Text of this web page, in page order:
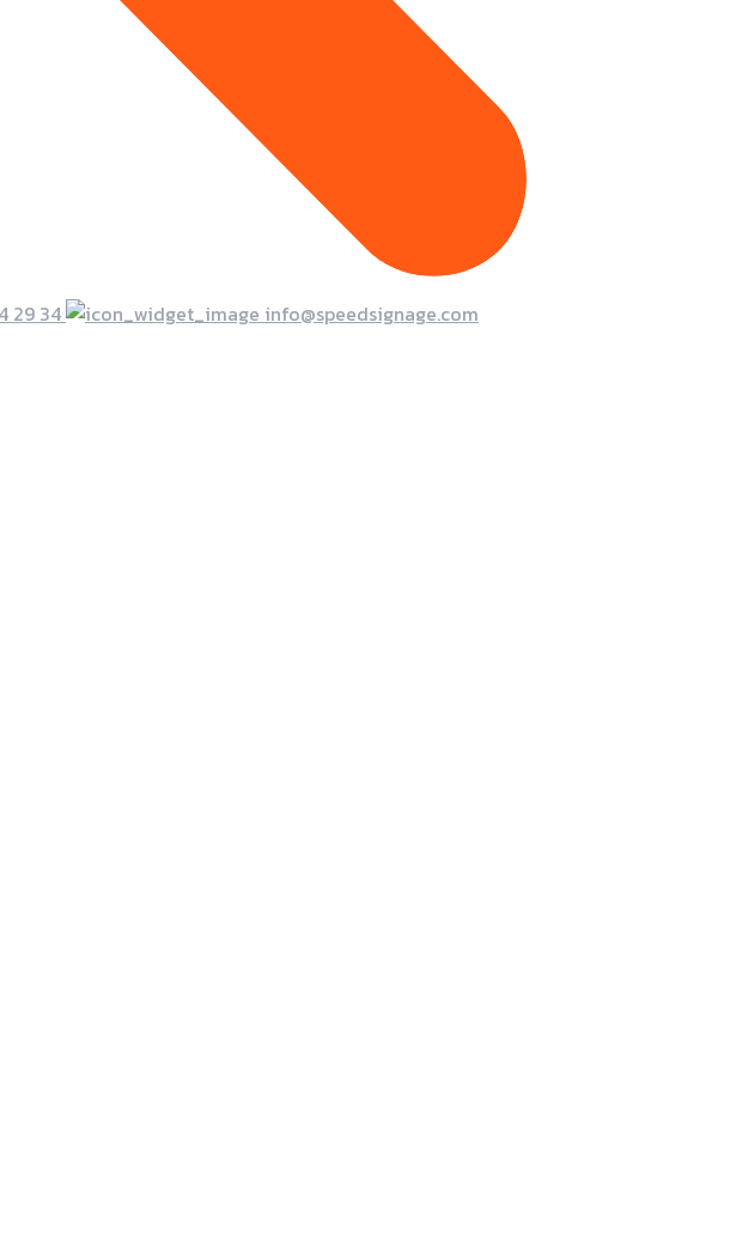
29 34
info@speedsignage.com